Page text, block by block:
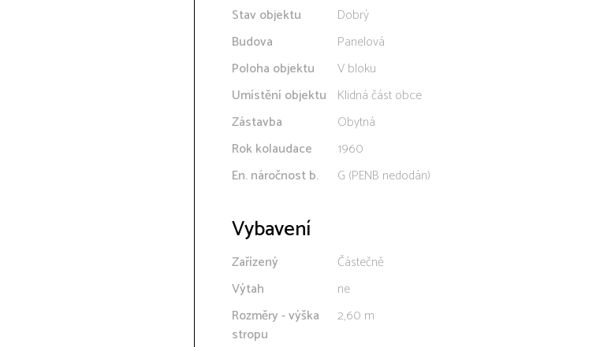
Stav objektu
Dobrý
Budova
Panelová
Poloha objektu
V bloku
Umístění objektu Klidná část obce
Zástavba
Obytná
Rok kolaudace
1960
En. náročnost b.
G (PENB nedodán)
Vybavení
Zařízený
Částečně
Výtah
ne
Rozměry - výška
stropu
2,60 m